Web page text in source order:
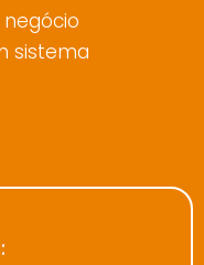
sistema